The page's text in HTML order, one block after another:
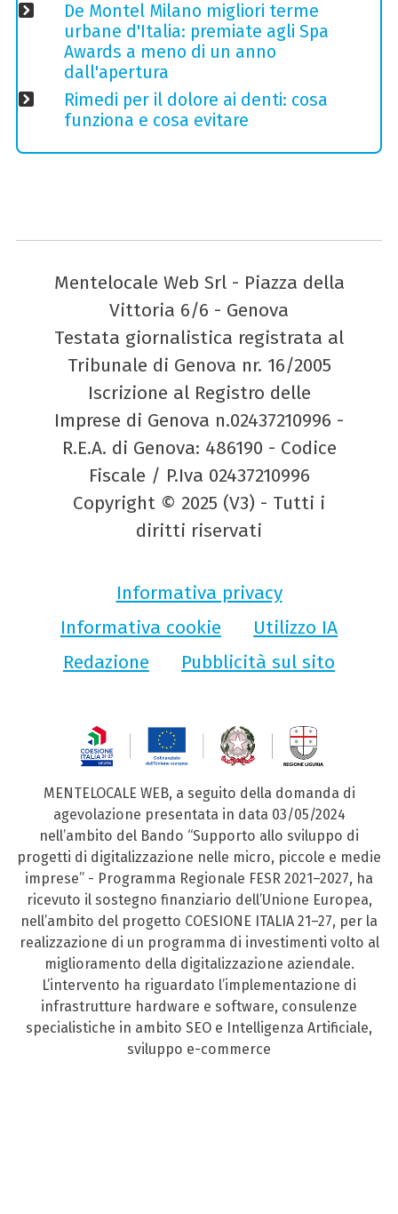
De Montel Milano migliori terme
urbane d'Italia: premiate agli Spa
Awards a meno di un anno
dall'apertura
Rimedi per il dolore ai denti: cosa
funziona e cosa evitare
Mentelocale Web Srl - Piazza della
Vittoria 6/6 - Genova
Testata giornalistica registrata al
Tribunale di Genova nr. 16/2005
Iscrizione al Registro delle
Imprese di Genova n.02437210996 -
R.E.A. di Genova: 486190 - Codice
Fiscale / P.Iva 02437210996
Copyright © 2025 (V3) - Tutti i
diritti riservati
Informativa privacy
Informativa cookie
Utilizzo IA
Redazione
Pubblicità sul sito
MENTELOCALE WEB, a seguito della domanda di
agevolazione presentata in data 03/05/2024
nell’ambito del Bando “Supporto allo sviluppo di
progetti di digitalizzazione nelle micro, piccole e medie
imprese” - Programma Regionale FESR 2021–2027, ha
ricevuto il sostegno finanziario dell’Unione Europea,
nell’ambito del progetto COESIONE ITALIA 21–27, per la
realizzazione di un programma di investimenti volto al
miglioramento della digitalizzazione aziendale.
L’intervento ha riguardato l’implementazione di
infrastrutture hardware e software, consulenze
specialistiche in ambito SEO e Intelligenza Artificiale,
sviluppo e-commerce